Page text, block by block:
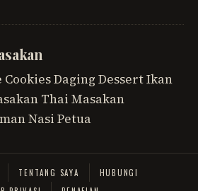
CookiesDaging DessertIkan
Thai Masakan
Nasi Petua
TENTANG SAYA
HUBUNGI